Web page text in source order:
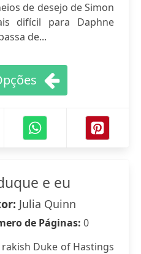
de desejo de Simon
difícil para Daphne
de...
e eu
Julia Quinn
de Páginas: 0
Duke of Hastings